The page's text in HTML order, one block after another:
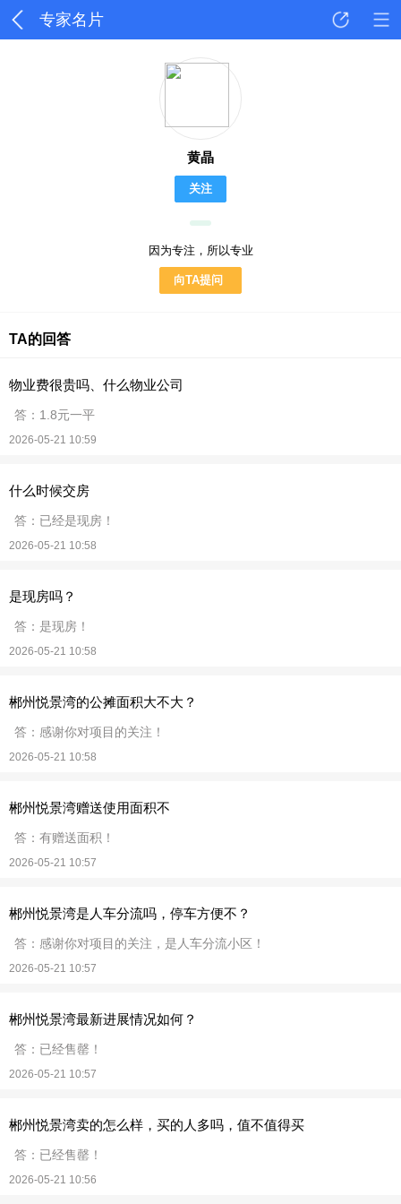
专家名片
黄晶
关注
因为专注，所以专业
向TA提问
TA的回答
物业费很贵吗、什么物业公司
答：1.8元一平
2026-05-21 10:59
什么时候交房
答：已经是现房！
2026-05-21 10:58
是现房吗？
答：是现房！
2026-05-21 10:58
郴州悦景湾的公摊面积大不大？
答：感谢你对项目的关注！
2026-05-21 10:58
郴州悦景湾赠送使用面积不
答：有赠送面积！
2026-05-21 10:57
郴州悦景湾是人车分流吗，停车方便不？
答：感谢你对项目的关注，是人车分流小区！
2026-05-21 10:57
郴州悦景湾最新进展情况如何？
答：已经售罄！
2026-05-21 10:57
郴州悦景湾卖的怎么样，买的人多吗，值不值得买
答：已经售罄！
2026-05-21 10:56